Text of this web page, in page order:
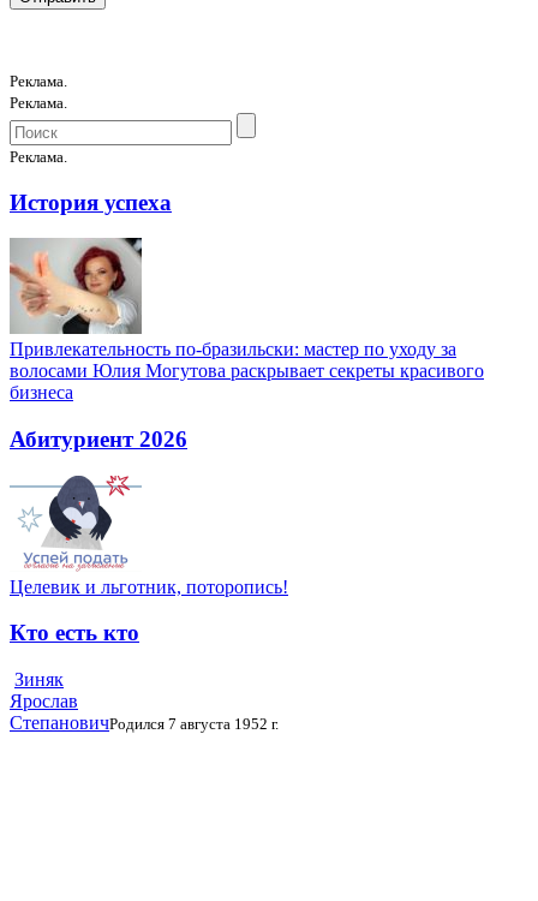
Реклама.
Реклама.
Реклама.
История успеха
Привлекательность по-бразильски: мастер по уходу за
волосами Юлия Могутова раскрывает секреты красивого
бизнеса
Абитуриент 2026
Целевик и льготник, поторопись!
Кто есть кто
Зиняк
Ярослав
СтепановичРодился 7 августа 1952 г.